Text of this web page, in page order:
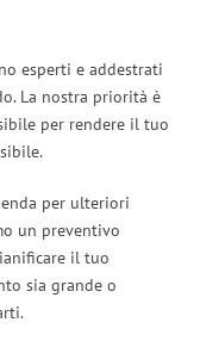
esperti e addestrati
La nostra priorità è
per rendere il tuo
per ulteriori
un preventivo
il tuo
sia grande o